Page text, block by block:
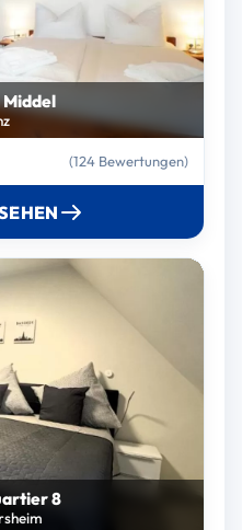
Middel
(124 Bewertungen)
8